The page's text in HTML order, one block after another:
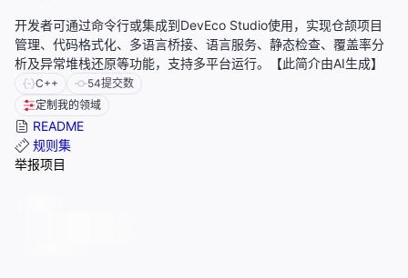
开发者可通过命令行或集成到DevEco Studio使用，实现仓颉项目
管理、代码格式化、多语言桥接、语言服务、静态检查、覆盖率分
析及异常堆栈还原等功能，支持多平台运行。【此简介由AI生成】
C++ 54提交数
定制我的领域
README
规则集
举报项目